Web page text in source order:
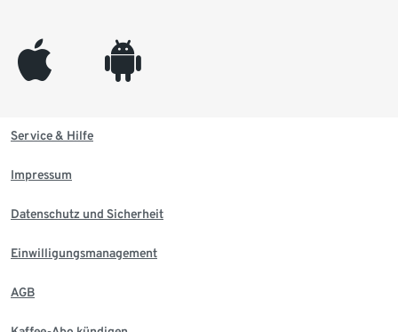
appleinc android
Service & Hilfe
Impressum
Datenschutz und Sicherheit
Einwilligungsmanagement
AGB